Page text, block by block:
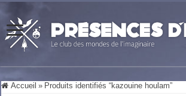
Accueil » Produits identifiés “kazouine houlam”